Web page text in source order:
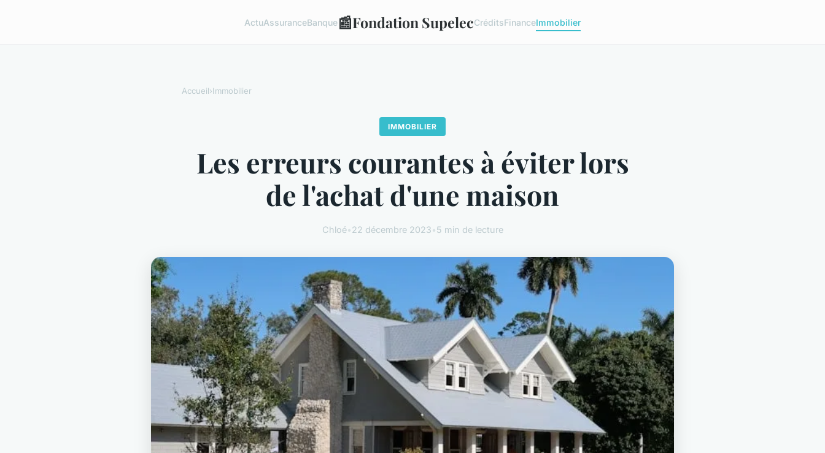
ActuAssuranceBanque📰Fondation SupelecCréditsFinanceImmobilier
Accueil›Immobilier
IMMOBILIER
Les erreurs courantes à éviter lors
de l'achat d'une maison
Chloé•22 décembre 2023•5 min de lecture